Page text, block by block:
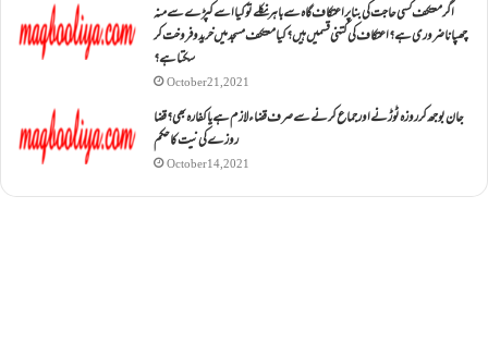
اگر معتکف کسی حاجت کی بنا پر اعتکاف گاہ سے باہر نکلے تو کیا اسے کپڑے سے منہ
چھپانا ضروری ہے؟اعتکاف کی کتنی قسمیں ہیں؟کیا معتکف مسجد میں خرید و فروخت کر
سکتا ہے؟
October 21, 2021
جان بوجھ کر روزہ ٹوڑنے اور جماع کرنے سے صرف قضاء لازم ہے یا کفارہ بھی؟ قضا
روزے کی نیت کا حکم
October 14, 2021